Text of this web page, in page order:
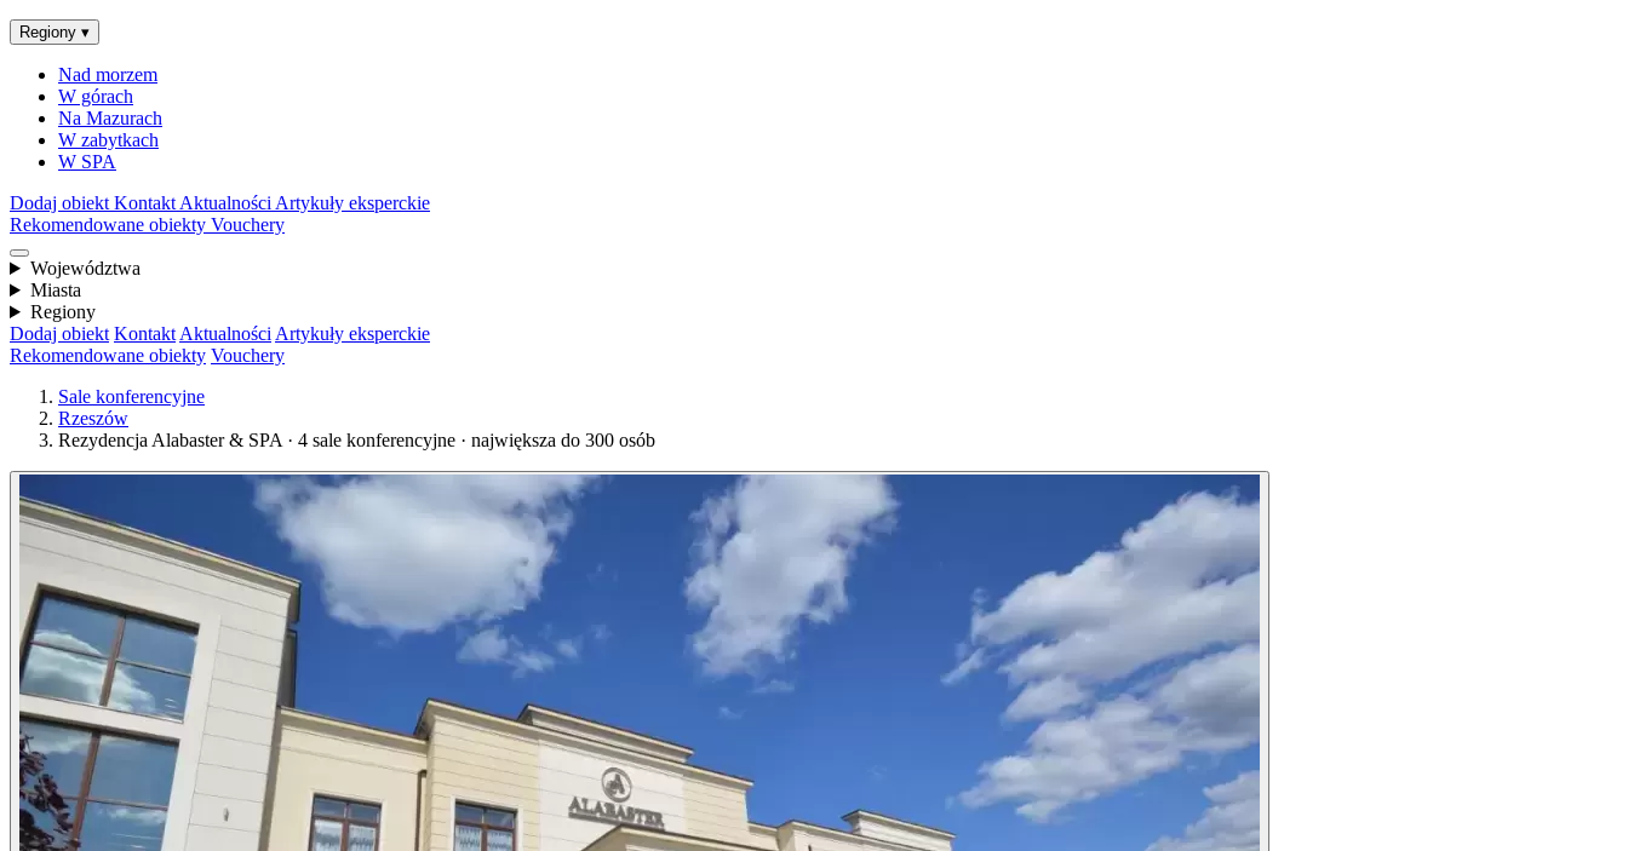
Regiony ▾
Nad morzem
W górach
Na Mazurach
W zabytkach
W SPA
Dodaj obiekt Kontakt Aktualności Artykuły eksperckie
Rekomendowane obiekty Vouchery
Województwa
Miasta
Regiony
Dodaj obiekt Kontakt Aktualności Artykuły eksperckie
Rekomendowane obiekty Vouchery
Sale konferencyjne
Rzeszów
Rezydencja Alabaster & SPA · 4 sale konferencyjne · największa do 300 osób